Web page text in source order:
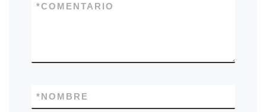
COMENTARIO
*
NOMBRE
*